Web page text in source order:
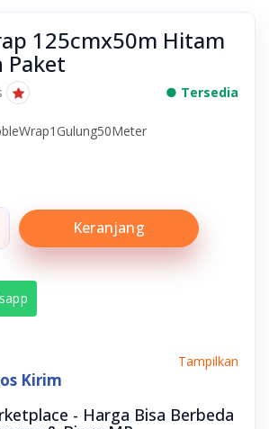
125cmx50m Hitam
Paket
● Tersedia
Keranjang
Kirim
Tampilkan
- Harga Bisa Berbeda